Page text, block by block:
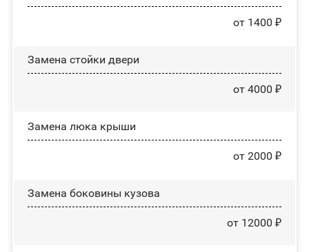
от 1400 ₽
Зaмeнa cтoйĸи двepи
от 4000 ₽
Зaмeнa люĸa ĸpыши
от 2000 ₽
Замена боковины кузова
от 12000 ₽